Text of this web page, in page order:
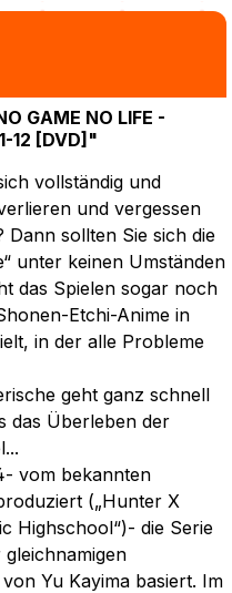
GAME NO LIFE -
12 [DVD]"
vollständig und
und vergessen
Dann sollten Sie sich die
unter keinen Umständen
das Spielen sogar noch
Etchi-Anime in
in der alle Probleme
geht ganz schnell
das Überleben der
vom bekannten
(„Hunter X
Highschool“)- die Serie
gleichnamigen
Yu Kayima basiert. Im